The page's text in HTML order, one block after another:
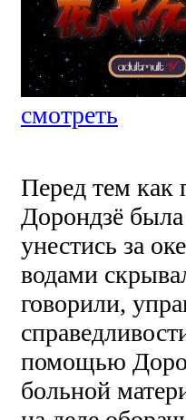
смотреть
Перед тем как
Дорондзё
унестись за
водами
говорили,
помощью
больной